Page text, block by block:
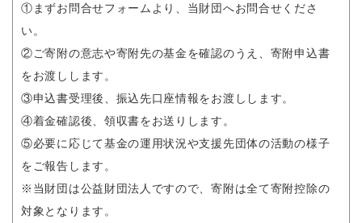
①まずお問合せフォームより、当財団へお問合せくださ
い。
②ご寄附の意志や寄附先の基金を確認のうえ、寄附申込書
をお渡しします。
③申込書受理後、振込先口座情報をお渡しします。
④着金確認後、領収書をお送りします。
⑤必要に応じて基金の運用状況や支援先団体の活動の様子
をご報告します。
※当財団は公益財団法人ですので、寄附は全て寄附控除の
対象となります。